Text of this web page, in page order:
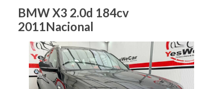
BMW X3 2.0d 184cv
2011Nacional